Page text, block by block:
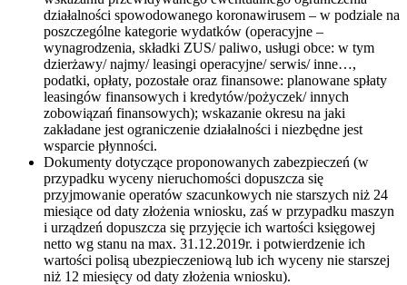
działalności spowodowanego koronawirusem – w podziale na
poszczególne kategorie wydatków (operacyjne –
wynagrodzenia, składki ZUS/ paliwo, usługi obce: w tym
dzierżawy/ najmy/ leasingi operacyjne/ serwis/ inne…,
podatki, opłaty, pozostałe oraz finansowe: planowane spłaty
leasingów finansowych i kredytów/pożyczek/ innych
zobowiązań finansowych); wskazanie okresu na jaki
zakładane jest ograniczenie działalności i niezbędne jest
wsparcie płynności.
Dokumenty dotyczące proponowanych zabezpieczeń (w
przypadku wyceny nieruchomości dopuszcza się
przyjmowanie operatów szacunkowych nie starszych niż 24
miesiące od daty złożenia wniosku, zaś w przypadku maszyn
i urządzeń dopuszcza się przyjęcie ich wartości księgowej
netto wg stanu na max. 31.12.2019r. i potwierdzenie ich
wartości polisą ubezpieczeniową lub ich wyceny nie starszej
niż 12 miesięcy od daty złożenia wniosku).